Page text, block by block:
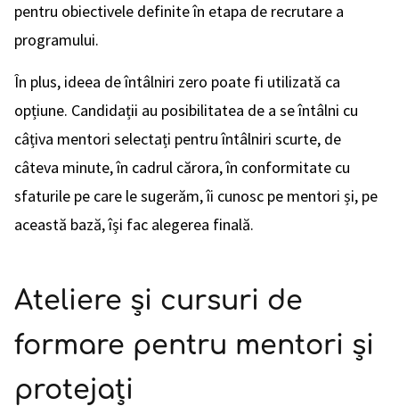
pentru obiectivele definite în etapa de recrutare a
programului.
În plus, ideea de întâlniri zero poate fi utilizată ca
opțiune. Candidații au posibilitatea de a se întâlni cu
câțiva mentori selectați pentru întâlniri scurte, de
câteva minute, în cadrul cărora, în conformitate cu
sfaturile pe care le sugerăm, îi cunosc pe mentori și, pe
această bază, își fac alegerea finală.
Ateliere și cursuri de
formare pentru mentori și
protejați